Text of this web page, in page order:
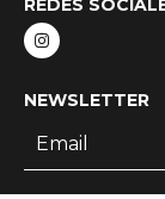
REDES
NEWSLETTER